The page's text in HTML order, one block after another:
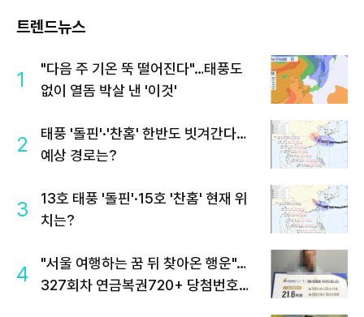
트렌드뉴스
1
"다음 주 기온 뚝 떨어진다"…태풍도
없이 열돔 박살 낸 '이것'
2
태풍 '돌핀'·'찬홈' 한반도 빗겨간다…
예상 경로는?
3
13호 태풍 '돌핀'·15호 '찬홈' 현재 위
치는?
4
"서울 여행하는 꿈 뒤 찾아온 행운"…
327회차 연금복권720+ 당첨번호조